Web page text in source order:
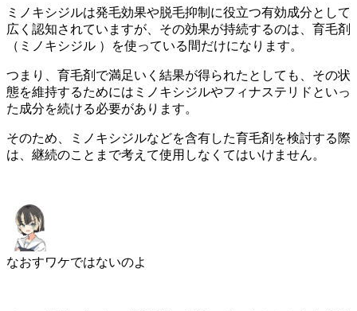
ミノキシジルは発毛効果や脱毛抑制に役立つ有効成分として
広く認知されていますが、その効果が持続するのは、 育毛剤
（ミノキシジル ）を使っている間だけになります。
つまり、育毛剤で満足いく結果が得られたとしても、その状
態を維持するためにはミノキシジルやフィナステリドといっ
た成分を続ける必要があります。
そのため、ミノキシジルなどを含有した育毛剤を検討する際
は、 継続のことまで考えて使用しなくてはいけません。
なおすワケではないのよ